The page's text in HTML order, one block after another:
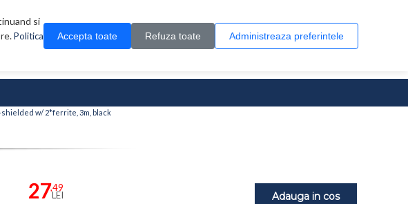
si
Politica
Accepta toate Refuza toate Administreaza preferintele
0 produs(e)
shielded w/ 2*ferrite, 3m, black
Adauga in cos
27,49
LEI